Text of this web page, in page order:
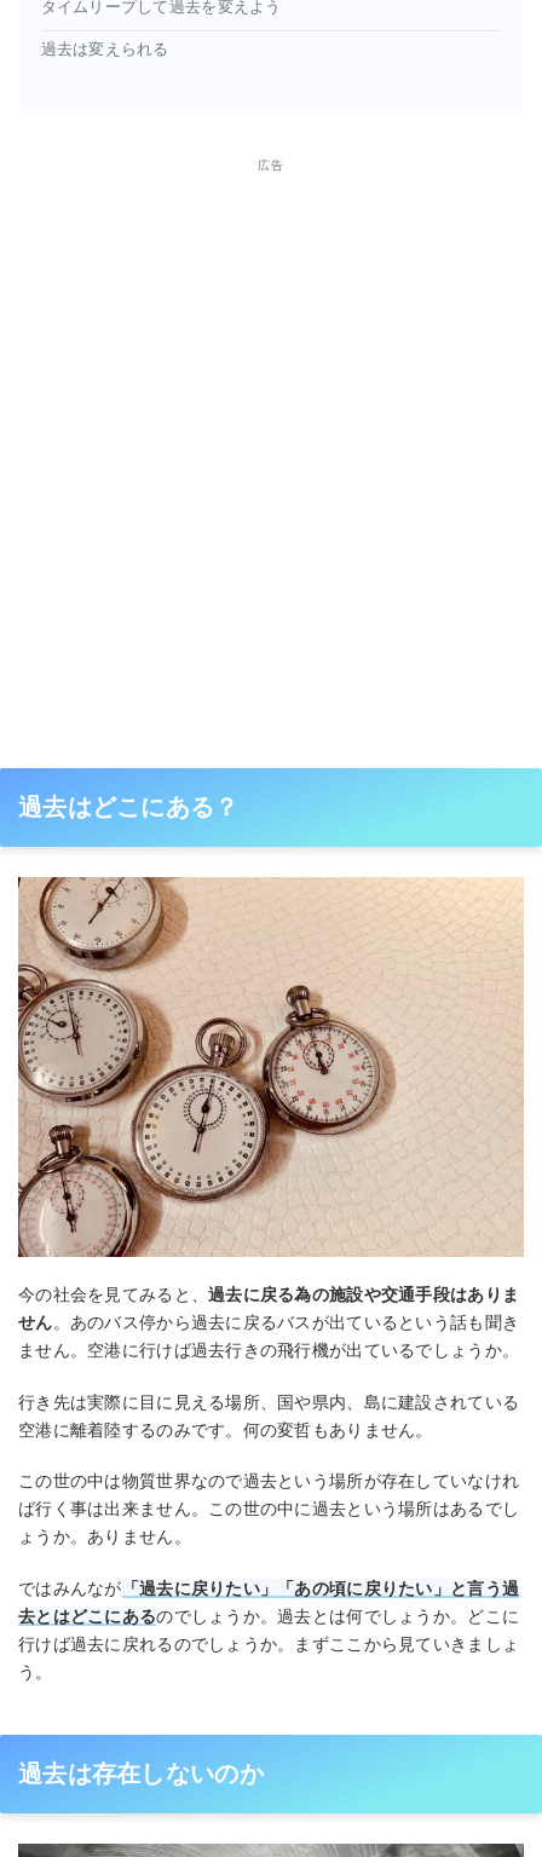
タイムリープして過去を変えよう
過去は変えられる
広告
過去はどこにある？
今の社会を見てみると、過去に戻る為の施設や交通手段はありま
せん。あのバス停から過去に戻るバスが出ているという話も聞き
ません。空港に行けば過去行きの飛行機が出ているでしょうか。
行き先は実際に目に見える場所、国や県内、島に建設されている
空港に離着陸するのみです。何の変哲もありません。
この世の中は物質世界なので過去という場所が存在していなけれ
ば行く事は出来ません。この世の中に過去という場所はあるでし
ょうか。ありません。
ではみんなが 「過去に戻りたい」「あの頃に戻りたい」と言う過
去とはどこにあるのでしょうか。過去とは何でしょうか。どこに
行けば過去に戻れるのでしょうか。まずここから見ていきましょ
う。
過去は存在しないのか